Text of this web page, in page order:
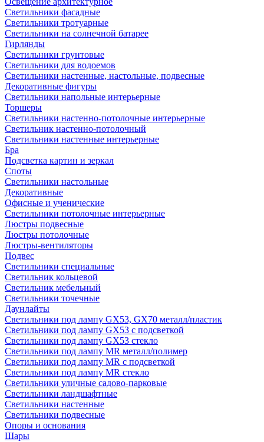
Светильники фасадные
Светильники тротуарные
Светильники на солнечной батарее
Гирлянды
Светильники грунтовые
Светильники для водоемов
Светильники настенные, настольные, подвесные
Декоративные фигуры
Светильники напольные интерьерные
Торшеры
Светильники настенно-потолочные интерьерные
Светильник настенно-потолочный
Светильники настенные интерьерные
Бра
Подсветка картин и зеркал
Споты
Светильники настольные
Декоративные
Офисные и ученические
Светильники потолочные интерьерные
Люстры подвесные
Люстры потолочные
Люстры-вентиляторы
Подвес
Светильники специальные
Светильник кольцевой
Светильник мебельный
Светильники точечные
Даунлайты
Светильники под лампу GX53, GX70 металл/пластик
Светильники под лампу GX53 с подсветкой
Светильники под лампу GX53 стекло
Светильники под лампу MR металл/полимер
Светильники под лампу MR с подсветкой
Светильники под лампу MR стекло
Светильники уличные садово-парковые
Светильники ландшафтные
Светильники настенные
Светильники подвесные
Опоры и основания
Шары